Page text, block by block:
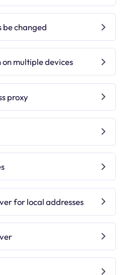
be changed
on multiple devices
proxy
for local addresses